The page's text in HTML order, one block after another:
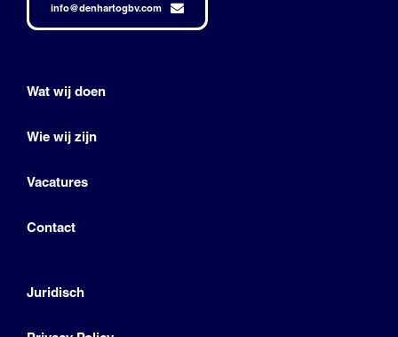
info@denhartogbv.com
Wat wij doen
Wie wij zijn
Vacatures
Contact
Juridisch